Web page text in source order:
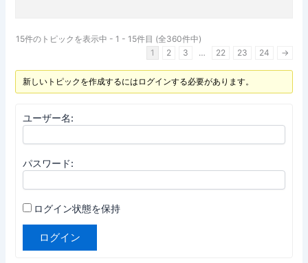
15件のトピックを表示中 - 1 - 15件目 (全360件中)
1
2 3 … 22 23 24 →
新しいトピックを作成するにはログインする必要があります。
ユーザー名:
パスワード:
ログイン状態を保持
ログイン